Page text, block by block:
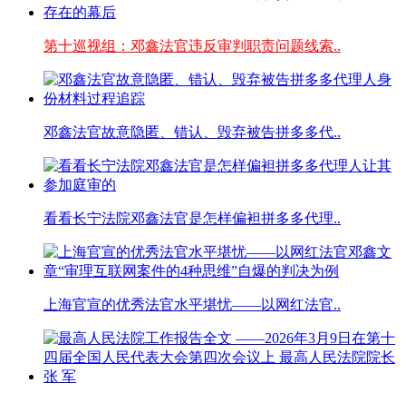
第十巡视组：邓鑫法官违反审判职责问题线索..
邓鑫法官故意隐匿、错认、毁弃被告拼多多代..
看看长宁法院邓鑫法官是怎样偏袒拼多多代理..
上海官宣的优秀法官水平堪忧——以网红法官..